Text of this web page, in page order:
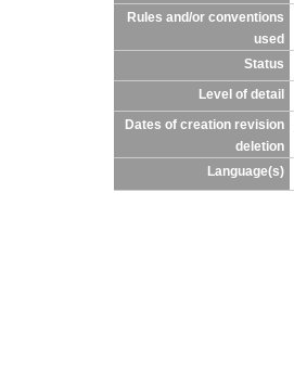
Rules and/or conventions
used
Status
Level of detail
Dates of creation revision
deletion
Language(s)